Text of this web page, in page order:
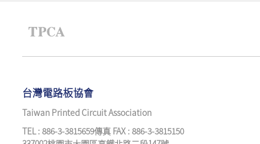
台灣電路板協會
Taiwan Printed Circuit Association
TEL : 886-3-3815659傳真 FAX : 886-3-3815150